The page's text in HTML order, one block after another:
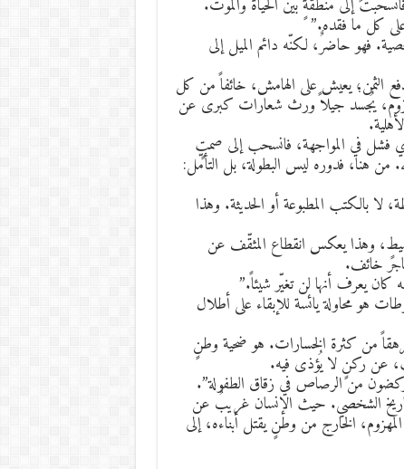
إلى منطقةٍ بين الحياة والموت.
كل ما فقده.”
فهو حاضرٌ، لكنّه دائم الميل إلى
الثمن؛ يعيش على الهامش، خائفاً من كل
يُجسد جيلاً ورث شعارات كبرى عن
فشل في المواجهة، فانسحب إلى صمتٍ
هنا، فدوره ليس البطولة، بل التأمّل:
لا بالكتب المطبوعة أو الحديثة. وهذا
وهذا يعكس انقطاع المثقّف عن
خائف.
يعرف أنها لن تغيّر شيئاً.”
هو محاولة يائسة للإبقاء على أطلال
مرهقاً من كثرة الخسارات. هو ضحية وطنٍ
عن ركنٍ لا يُؤذى فيه.
من الرصاص في زقاق الطفولة”.
الشخصي. حيث الإنسان غريبٌ عن
الخارج من وطنٍ يقتل أبناءه، إلى